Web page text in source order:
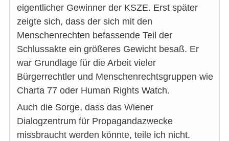
eigentlicher Gewinner der KSZE. Erst später
zeigte sich, dass der sich mit den
Menschenrechten befassende Teil der
Schlussakte ein größeres Gewicht besaß. Er
war Grundlage für die Arbeit vieler
Bürgerrechtler und Menschenrechtsgruppen wie
Charta 77 oder Human Rights Watch.
Auch die Sorge, dass das Wiener
Dialogzentrum für Propagandazwecke
missbraucht werden könnte, teile ich nicht.